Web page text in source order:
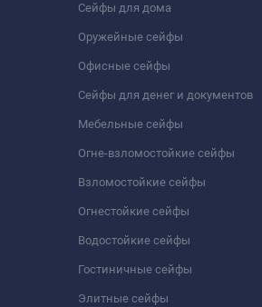
Сейфы для дома
Оружейные сейфы
Офисные сейфы
Сейфы для денег и документов
Мебельные сейфы
Огне-взломостойкие сейфы
Взломостойкие сейфы
Огнестойкие сейфы
Водостойкие сейфы
Гостиничные сейфы
Элитные сейфы